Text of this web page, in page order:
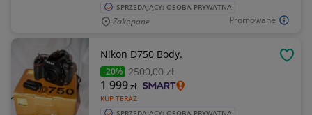
Promowane
SPRZEDAJĄCY: OSOBA PRYWATNA
Zakopane
Nikon D750 Body.
-20% 2500,00 zł
KUP TERAZ
1 999zł
SPRZEDAJĄCY: OSOBA PRYWATNA